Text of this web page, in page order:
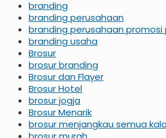
branding
branding perusahaan
branding perusahaan promosi
branding usaha
Brosur
brosur branding
Brosur dan Flayer
Brosur Hotel
brosur jogja
Brosur Menarik
brosur menjangkau semua